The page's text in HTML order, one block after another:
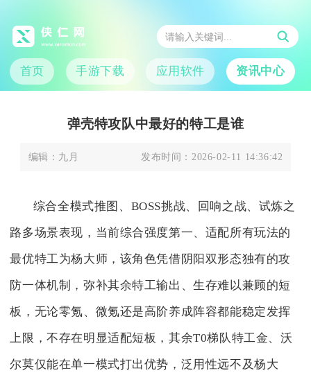
首页 手游下载 应用软件 资讯中心
弹壳特攻队中最好的特工是谁
编辑： 九月 发布时间： 2026-02-11 14:36:42
综合全模式推图、BOSS挑战、回响之战、试炼之
路多场景表现，当前综合强度第一、适配所有玩法的
最优特工为杨大师，该角色凭借阴阳双形态独有的攻
防一体机制，弥补其余特工输出、生存难以兼顾的短
板，无论零氪、微氪还是高阶养成阵容都能稳定发挥
上限，不存在明显适配短板，其余T0梯队特工金、沃
尔莫仅能在单一模式打出优势，泛用性远不及杨大